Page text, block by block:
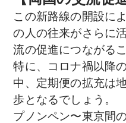
この新路線の開設に
の人の往来がさらに
流の促進につながる
特に、コロナ禍以降
中、定期便の拡充は
歩となるでしょう。
プノンペン〜東京間